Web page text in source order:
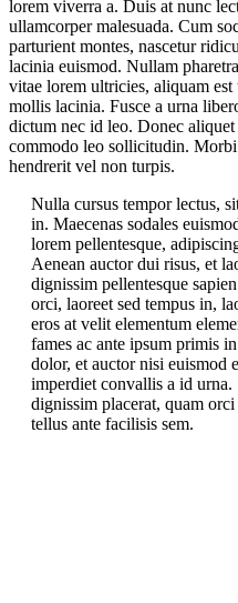
lorem viverra a. Duis at nunc
ullamcorper malesuada. Cum
parturient montes, nascetur
lacinia euismod. Nullam
vitae lorem ultricies, aliquam
mollis lacinia. Fusce a urna
dictum nec id leo. Donec
commodo leo sollicitudin.
hendrerit vel non turpis.
Nulla cursus tempor lectus,
in. Maecenas sodales
lorem pellentesque,
Aenean auctor dui risus, et
dignissim pellentesque
orci, laoreet sed tempus in,
eros at velit elementum
fames ac ante ipsum primis
dolor, et auctor nisi euismod
imperdiet convallis a id urna.
dignissim placerat, quam
tellus ante facilisis sem.